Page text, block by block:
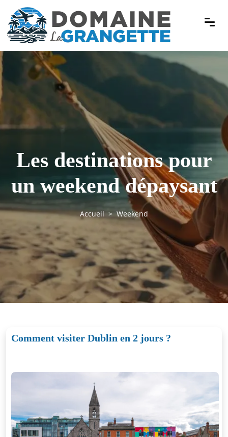
Les destinations pour
un weekend dépaysant
Accueil Weekend
Comment visiter Dublin en 2 jours ?